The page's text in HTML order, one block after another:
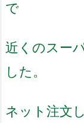
で
近くのスー
した。
ネット注文